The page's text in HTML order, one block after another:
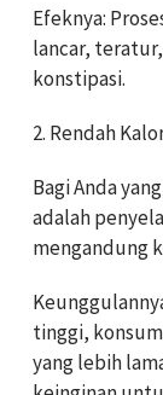
Efeknya:
lancar,
konstipasi.
2. Rendah
Bagi Anda
adalah
mengandung
tinggi,
yang lebih